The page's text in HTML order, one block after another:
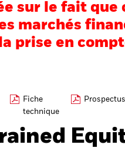
sur le fait que
marchés
prise en
Fiche
technique
Prospectus